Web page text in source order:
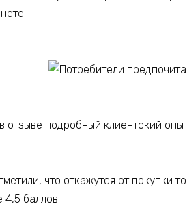
отзыве подробный клиентский
что откажутся от покупки
4,5 баллов.